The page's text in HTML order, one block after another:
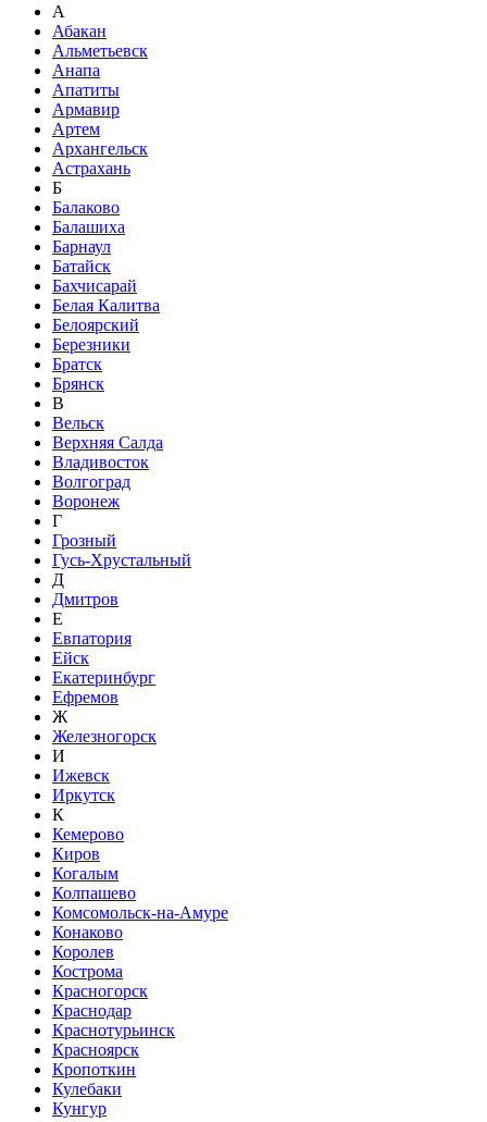
А
Абакан
Альметьевск
Анапа
Апатиты
Армавир
Артем
Архангельск
Астрахань
Б
Балаково
Балашиха
Барнаул
Батайск
Бахчисарай
Белая Калитва
Белоярский
Березники
Братск
Брянск
В
Вельск
Верхняя Салда
Владивосток
Волгоград
Воронеж
Г
Грозный
Гусь-Хрустальный
Д
Дмитров
Е
Евпатория
Ейск
Екатеринбург
Ефремов
Ж
Железногорск
И
Ижевск
Иркутск
К
Кемерово
Киров
Когалым
Колпашево
Комсомольск-на-Амуре
Конаково
Королев
Кострома
Красногорск
Краснодар
Краснотурьинск
Красноярск
Кропоткин
Кулебаки
Кунгур